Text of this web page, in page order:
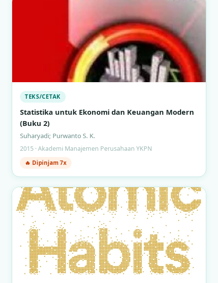
TEKS/CETAK
Statistika untuk Ekonomi dan Keuangan Modern
(Buku 2)
Suharyadi; Purwanto S. K.
2015 · Akademi Manajemen Perusahaan YKPN
🔥 Dipinjam 7x